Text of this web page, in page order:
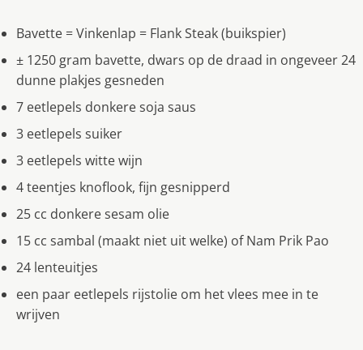
Bavette = Vinkenlap = Flank Steak (buikspier)
± 1250 gram bavette, dwars op de draad in ongeveer 24
dunne plakjes gesneden
7 eetlepels donkere soja saus
3 eetlepels suiker
3 eetlepels witte wijn
4 teentjes knoflook, fijn gesnipperd
25 cc donkere sesam olie
15 cc sambal (maakt niet uit welke) of Nam Prik Pao
24 lenteuitjes
een paar eetlepels rijstolie om het vlees mee in te
wrijven